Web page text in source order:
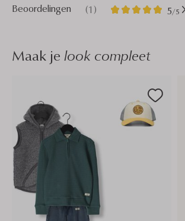
Beoordelingen (1) 5/5
1
5
Maak je look compleet